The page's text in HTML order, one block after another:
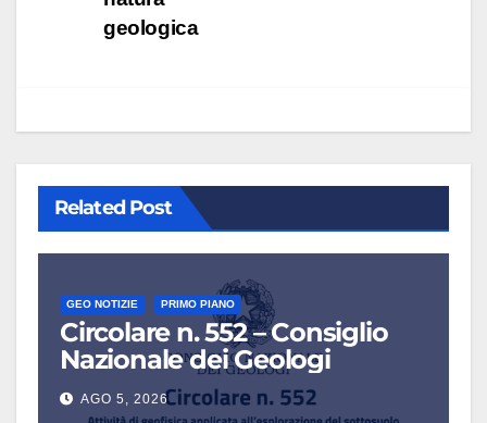
geologica
Related Post
GEO NOTIZIE PRIMO PIANO
Circolare n. 552 – Consiglio
Nazionale dei Geologi
AGO 5, 2026